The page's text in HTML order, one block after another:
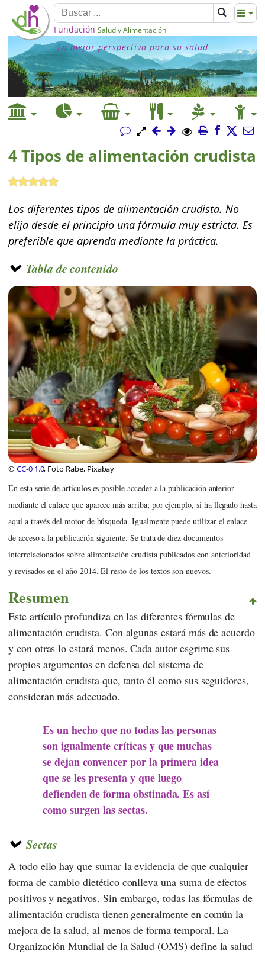
Fundación Salud y Alimentación
La mejor perspectiva para su salud
4 Tipos de alimentación crudista
Los diferentes tipos de alimentación crudista. No
elija desde el principio una fórmula muy estricta. Es
preferible que aprenda mediante la práctica.
Tabla de contenido
©CC-0 1.0, Foto Rabe, Pixabay
En esta serie de artículos es posible acceder a la publicación anterior
mediante el enlace que aparece más arriba; por ejemplo, si ha llegado hasta
aquí a través del motor de búsqueda. Igualmente puede utilizar el enlace
de acceso a la publicación siguiente. Se trata de diez documentos
interrelacionados sobre alimentación crudista publicados con anterioridad
y revisados en el año 2014. El resto de los textos son nuevos.
Resumen
Este artículo profundiza en las diferentes fórmulas de
alimentación crudista. Con algunas estará más de acuerdo
y con otras lo estará menos. Cada autor esgrime sus
propios argumentos en defensa del sistema de
alimentación crudista que, tanto él como sus seguidores,
consideran más adecuado.
Es un hecho que no todas las personas
son igualmente críticas y que muchas
se dejan convencer por la primera idea
que se les presenta y que luego
defienden de forma obstinada. Es así
como surgen las sectas.
Sectas
A todo ello hay que sumar la evidencia de que cualquier
forma de cambio dietético conlleva una suma de efectos
positivos y negativos. Sin embargo, todas las fórmulas de
alimentación crudista tienen generalmente en común la
mejora de la salud, al menos de forma temporal. La
Organización Mundial de la Salud (OMS) define la salud